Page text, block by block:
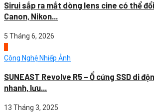
Sirui sắp ra mắt dòng lens cine có thể
Canon, Nikon...
5 Tháng 6, 2026
Công Nghệ Nhiếp Ảnh
SUNEAST Revolve R5 – Ổ cứng SSD di
nhanh, lưu...
13 Tháng 3, 2025